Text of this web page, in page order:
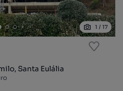
1 / 17
Santa Eulália